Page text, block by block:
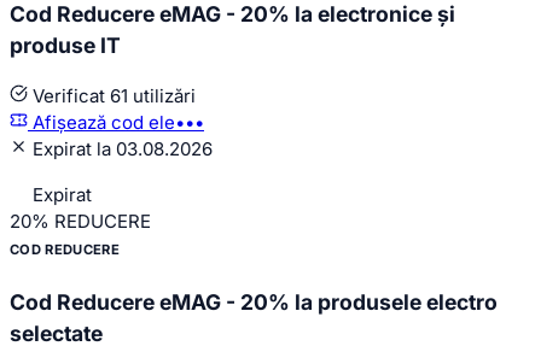
Cod Reducere eMAG - 20% la electronice și
produse IT
Verificat 61 utilizări
Afișează cod ele•••
Expirat la 03.08.2026
Expirat
20% REDUCERE
COD REDUCERE
Cod Reducere eMAG - 20% la produsele electro
selectate